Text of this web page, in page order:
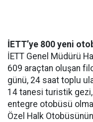
İETT’ye 800 yeni
İETT Genel Müdürü
609 araçtan oluşan
günü, 24 saat toplu
14 tanesi turistik
entegre otobüsü
Özel Halk